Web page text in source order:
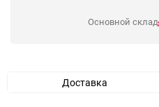
Основной склад
Доставка